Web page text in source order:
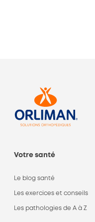
Votre santé
Le blog santé
Les exercices et conseils
Les pathologies de A à Z